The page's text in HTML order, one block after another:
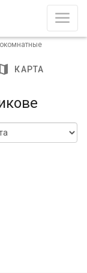
КАРТА